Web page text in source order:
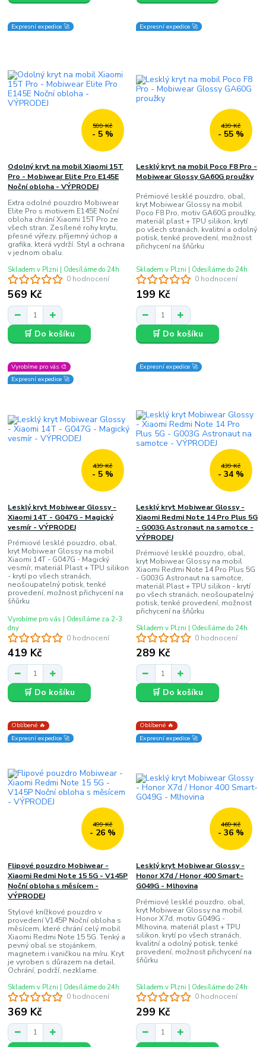
Expresní expedice 🚀
599 Kč
- 5 %
0 hodnocení
Odolný kryt na mobil Xiaomi 15T
Pro - Mobiwear Elite Pro E145E
Noční obloha - VÝPRODEJ
Extra odolné pouzdro Mobiwear
Elite Pro s motivem E145E Noční
obloha chrání Xiaomi 15T Pro ze
všech stran. Zesílené rohy krytu,
přesné výřezy, příjemný úchop a
grafika, která vydrží. Styl a ochrana
v jednom obalu.
569 Kč
Skladem v Plzni | Odesíláme do 24h
🛒 Do košíku
Expresní expedice 🚀
439 Kč
- 55 %
0 hodnocení
Lesklý kryt na mobil Poco F8 Pro -
Mobiwear Glossy GA60G proužky
Prémiové lesklé pouzdro, obal,
kryt Mobiwear Glossy na mobil
Poco F8 Pro, motiv GA60G proužky,
materiál plast + TPU silikon, krytí
po všech stranách, kvalitní a odolný
potisk, tenké provedení, možnost
přichycení na šňůrku
199 Kč
Skladem v Plzni | Odesíláme do 24h
🛒 Do košíku
Vyrobíme pro vás 🎨
Expresní expedice 🚀
439 Kč
- 5 %
0 hodnocení
Lesklý kryt Mobiwear Glossy -
Xiaomi 14T - G047G - Magický
vesmír - VÝPRODEJ
Prémiové lesklé pouzdro, obal,
kryt Mobiwear Glossy na mobil
Xiaomi 14T - G047G - Magický
vesmír, materiál Plast + TPU silikon
- krytí po všech stranách,
neošoupatelný potisk, tenké
provedení, možnost přichycení na
šňůrku
419 Kč
Vyrobíme pro vás | Odesíláme za 2-3
dny
🛒 Do košíku
Expresní expedice 🚀
439 Kč
- 34 %
0 hodnocení
Lesklý kryt Mobiwear Glossy -
Xiaomi Redmi Note 14 Pro Plus 5G
- G003G Astronaut na samotce -
VÝPRODEJ
Prémiové lesklé pouzdro, obal,
kryt Mobiwear Glossy na mobil
Xiaomi Redmi Note 14 Pro Plus 5G
- G003G Astronaut na samotce,
materiál Plast + TPU silikon - krytí
po všech stranách, neošoupatelný
potisk, tenké provedení, možnost
přichycení na šňůrku
289 Kč
Skladem v Plzni | Odesíláme do 24h
🛒 Do košíku
Oblíbené 🔥
Expresní expedice 🚀
499 Kč
- 26 %
0 hodnocení
Flipové pouzdro Mobiwear -
Xiaomi Redmi Note 15 5G - V145P
Noční obloha s měsícem -
VÝPRODEJ
Stylové knížkové pouzdro v
provedení V145P Noční obloha s
měsícem, které chrání celý mobil
Xiaomi Redmi Note 15 5G. Tenký a
pevný obal se stojánkem,
magnetem i vaničkou na míru. Kryt
je vyroben s důrazem na detail.
Ochrání, podrží, nezklame.
369 Kč
Skladem v Plzni | Odesíláme do 24h
Oblíbené 🔥
Expresní expedice 🚀
469 Kč
- 36 %
0 hodnocení
Lesklý kryt Mobiwear Glossy -
Honor X7d / Honor 400 Smart-
G049G - Mlhovina
Prémiové lesklé pouzdro, obal,
kryt Mobiwear Glossy na mobil
Honor X7d, motiv G049G -
Mlhovina, materiál plast + TPU
silikon, krytí po všech stranách,
kvalitní a odolný potisk, tenké
provedení, možnost přichycení na
šňůrku
299 Kč
Skladem v Plzni | Odesíláme do 24h